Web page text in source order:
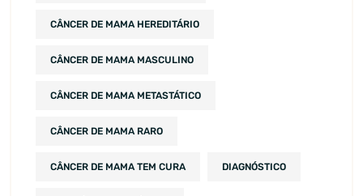
CÂNCER DE MAMA HEREDITÁRIO
CÂNCER DE MAMA MASCULINO
CÂNCER DE MAMA METASTÁTICO
CÂNCER DE MAMA RARO
CÂNCER DE MAMA TEM CURA DIAGNÓSTICO